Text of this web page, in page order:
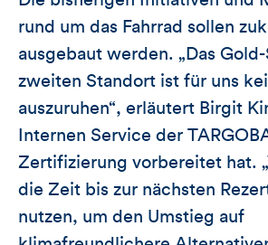
rund um das Fahrrad sollen
ausgebaut werden. „Das
zweiten Standort ist für uns
auszuruhen“, erläutert Birgit
Internen Service der
Zertifizierung vorbereitet hat.
die Zeit bis zur nächsten
nutzen, um den Umstieg auf